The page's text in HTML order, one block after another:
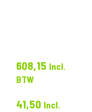
608,15 Incl.
BTW
41,50 Incl.